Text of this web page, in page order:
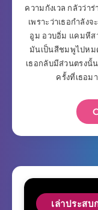
ความกังเวล กลัวว่า
เพราะว่าเธอกำลัง
อูม อวบอิ่ม แคมหีส
มันเป็นสีชมพูไปหม
เธอกลับมีส่วนตรงนั้
ครั้งที่เธอม
เล่าประสบ